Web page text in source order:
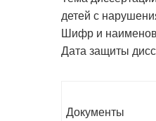
детей с
Шифр и
Дата защиты
Документы